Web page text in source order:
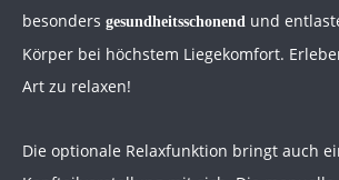
besonders gesundheitsschonend und
Körper bei höchstem Liegekomfort.
Art zu relaxen!
Die optionale Relaxfunktion bringt auch